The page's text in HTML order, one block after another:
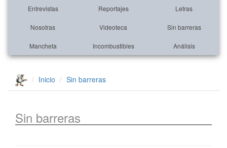
Entrevistas Reportajes Letras
Nosotras Videoteca Sin barreras
Mancheta Incombustibles Análisis
Inicio Sin barreras
Sin barreras